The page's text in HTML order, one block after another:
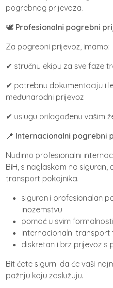
pogrebnog prijevoza.
🕊️ Profesionalni pogrebni
Za pogrebni prijevoz, imamo:
✔ stručnu ekipu za sve faze
✔ potrebnu dokumentaciju i
međunarodni prijevoz
✔ uslugu prilagođenu vašim
📍 Internacionalni pogrebni
Nudimo profesionalni
BiH, s naglaskom na siguran,
transport pokojnika.
siguran i profesionalan
inozemstvu
pomoć u svim
internacionalni transport
diskretan i brz prijevoz s
Bit ćete sigurni da će vaši
pažnju koju zaslužuju.